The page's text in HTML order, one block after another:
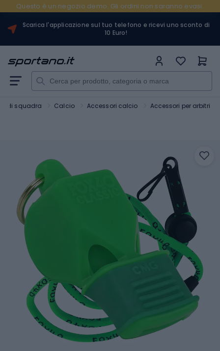
Questo è un negozio demo. Gli ordini non saranno evasi.
Scarica l'applicazione sul tuo telefono e ricevi uno sconto di
10 Euro!
di squadra Calcio Accessori calcio Accessori per arbitri